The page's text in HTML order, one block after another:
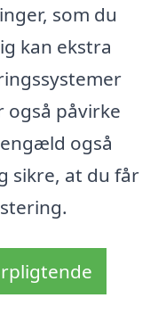
som du
kan ekstra
også påvirke
også
sikre, at du får